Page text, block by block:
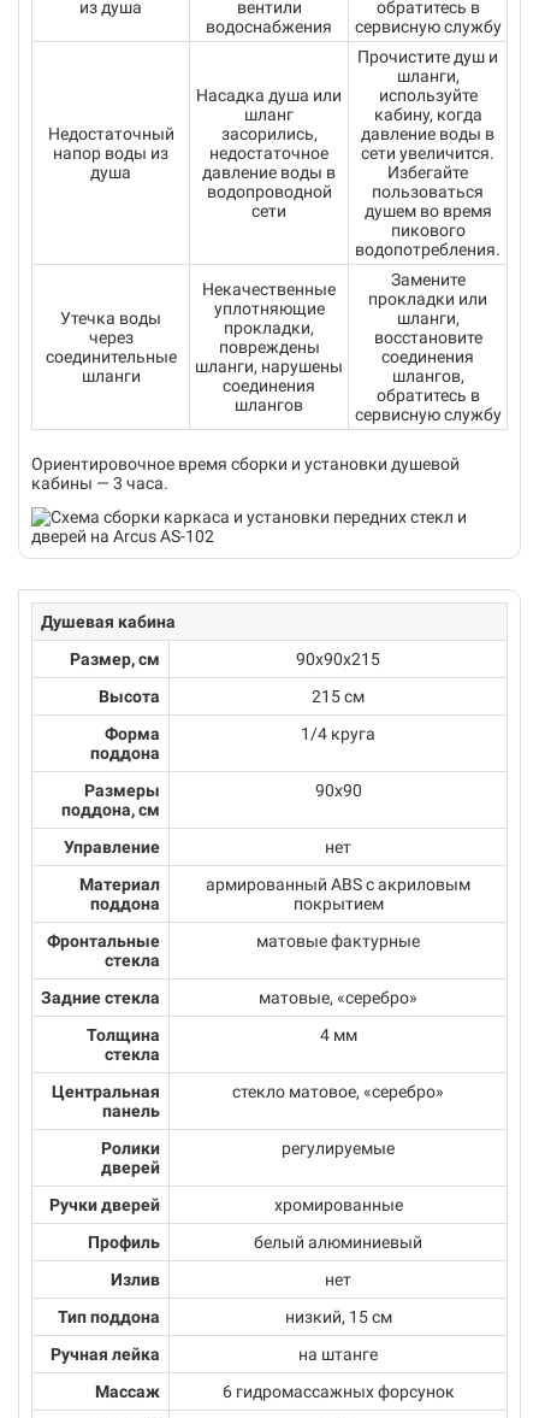
из душа
вентили
водоснабжения
обратитесь в
сервисную службу
Недостаточный
напор воды из
душа
Насадка душа или
шланг
засорились,
недостаточное
давление воды в
водопроводной
сети
Прочистите душ и
шланги,
используйте
кабину, когда
давление воды в
сети увеличится.
Избегайте
пользоваться
душем во время
пикового
водопотребления.
Утечка воды
через
соединительные
шланги
Некачественные
уплотняющие
прокладки,
повреждены
шланги, нарушены
соединения
шлангов
Замените
прокладки или
шланги,
восстановите
соединения
шлангов,
обратитесь в
сервисную службу
Ориентировочное время сборки и установки душевой
кабины — 3 часа.
Душевая кабина
Размер, см
90х90х215
Высота
215 см
Форма
поддона
1/4 круга
Размеры
поддона, см
90x90
Управление
нет
Материал
поддона
армированный ABS с акриловым
покрытием
Фронтальные
стекла
матовые фактурные
Задние стекла
матовые, «серебро»
Толщина
стекла
4 мм
Центральная
панель
стекло матовое, «серебро»
Ролики
дверей
регулируемые
Ручки дверей
хромированные
Профиль
белый алюминиевый
Излив
нет
Тип поддона
низкий, 15 см
Ручная лейка
на штанге
Массаж
6 гидромассажных форсунок